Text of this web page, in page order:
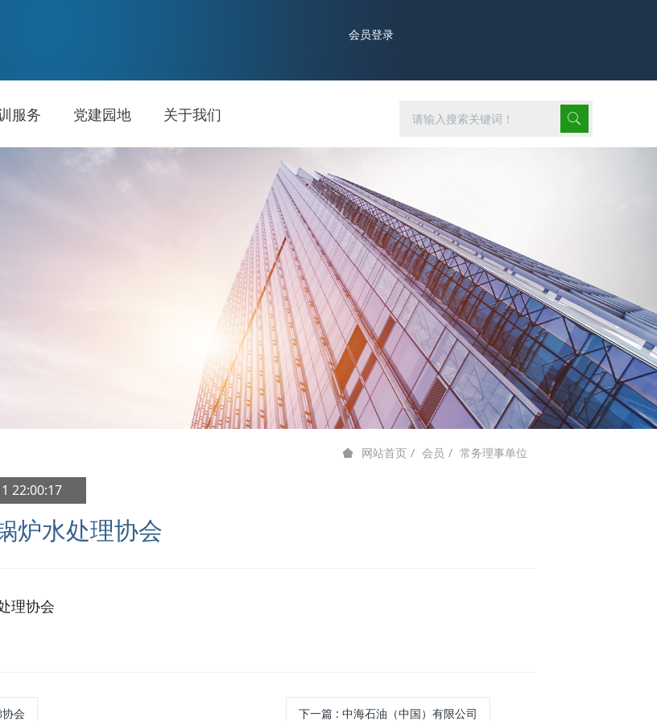
服务 党建园地 关于我们
网站首页 会员 常务理事单位
22:00:17
炉水处理协会
理协会
会 下一篇 : 中海石油（中国）有限公司